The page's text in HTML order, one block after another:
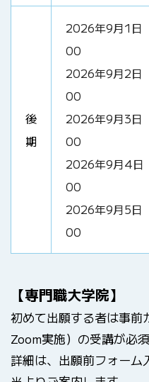
後
期
2026年9月1日
00
2026年9月2日
00
2026年9月3日
00
2026年9月4日
00
2026年9月5日
00
【専門職大学院】
初めて出願する者は事前
Zoom実施）の受講が必須
詳細は、出願前フォーム